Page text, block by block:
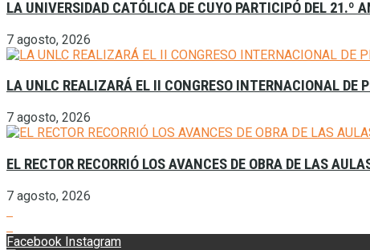
LA UNIVERSIDAD CATÓLICA DE CUYO PARTICIPÓ DEL 21.º
7 agosto, 2026
LA UNLC REALIZARÁ EL II CONGRESO INTERNACIONAL DE
7 agosto, 2026
EL RECTOR RECORRIÓ LOS AVANCES DE OBRA DE LAS
7 agosto, 2026
Facebook Instagram